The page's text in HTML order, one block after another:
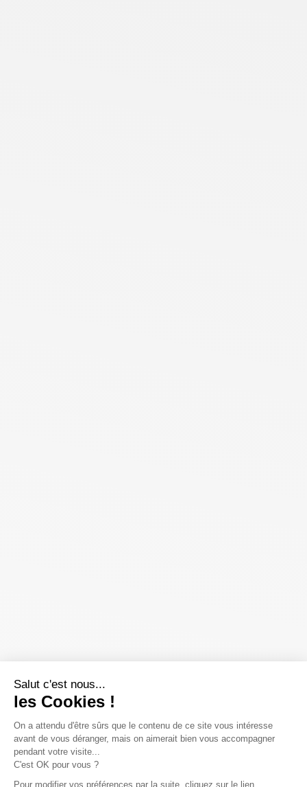
Salut c'est nous...
les Cookies !
On a attendu d'être sûrs que le contenu de ce site vous intéresse
avant de vous déranger, mais on aimerait bien vous accompagner
pendant votre visite...
C'est OK pour vous ?
Pour modifier vos préférences par la suite, cliquez sur le lien